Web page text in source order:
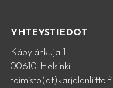
YHTEYSTIEDOT
Käpylänkuja 1
00610 Helsinki
toimisto(at)karjalanliitto.fi